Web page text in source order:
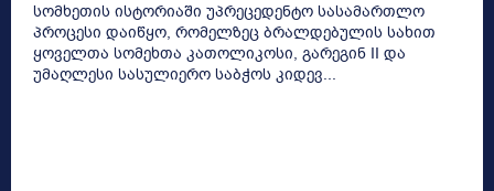
სომხეთის ისტორიაში უპრეცედენტო სასამართლო
პროცესი დაიწყო, რომელზეც ბრალდებულის სახით
ყოველთა სომეხთა კათოლიკოსი, გარეგინ II და
უმაღლესი სასულიერო საბჭოს კიდევ...